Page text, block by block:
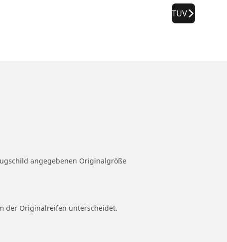
TUV
angegebenen Originalgröße
der Originalreifen unterscheidet.